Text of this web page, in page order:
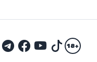
18+